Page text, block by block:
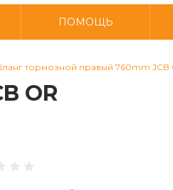
ПОМОЩЬ
тормозной правый 760mm JCB
OR